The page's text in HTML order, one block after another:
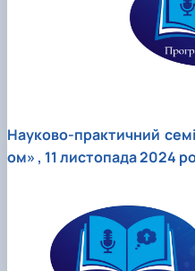
Науково-практичний
ом» , 11 листопада 2024